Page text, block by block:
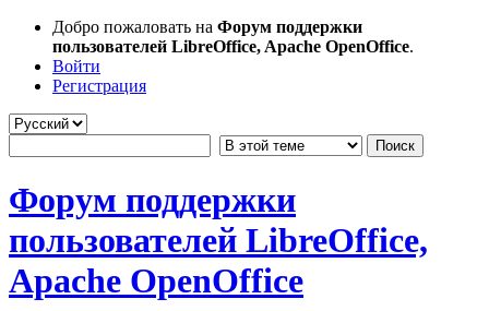
Добро пожаловать на Форум поддержки
пользователей LibreOffice, Apache OpenOffice.
Войти
Регистрация
Форум поддержки
пользователей LibreOffice,
Apache OpenOffice